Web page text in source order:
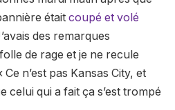
était coupé et volé
des remarques
de rage et je ne recule
n’est pas Kansas City, et
celui qui a fait ça s’est trompé